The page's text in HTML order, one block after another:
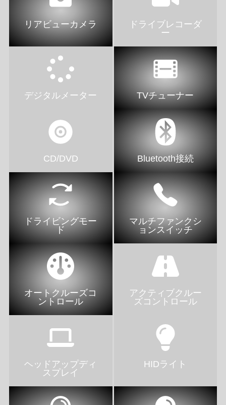
リアビューカメラ
ドライブレコーダ
ー
デジタルメーター TVチューナー
CD/DVD Bluetooth接続
ドライビングモー
ド
マルチファンクシ
ョンスイッチ
オートクルーズコ
ントロール
アクティブクルー
ズコントロール
ヘッドアップディ
スプレイ
HIDライト